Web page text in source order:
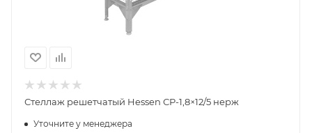
Стеллаж решетчатый Hessen СР-1,8×12/5 нерж
Уточните у менеджера